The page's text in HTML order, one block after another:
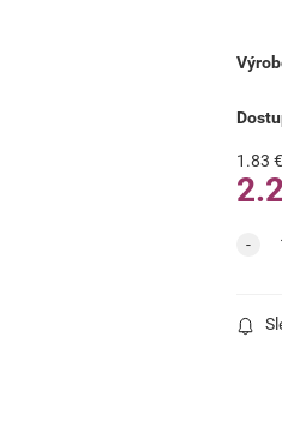
1.83 €